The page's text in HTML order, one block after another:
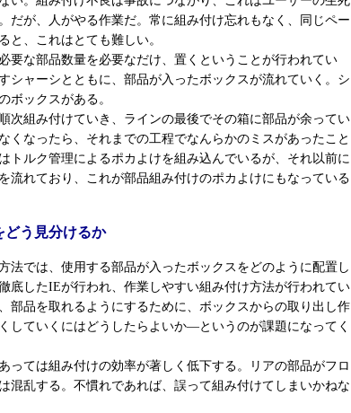
だが、人がやる作業だ。常に組み付け忘れもなく、同じペー
と、これはとても難しい。
要な部品数量を必要なだけ、置くということが行われてい
シャーシとともに、部品が入ったボックスが流れていく。シ
ボックスがある。
次組み付けていき、ラインの最後でその箱に部品が余ってい
くなったら、それまでの工程でなんらかのミスがあったこと
トルク管理によるポカよけを組み込んでいるが、それ以前に
流れており、これが部品組み付けのポカよけにもなっている
どう見分けるか
では、使用する部品が入ったボックスをどのように配置し
底したIEが行われ、作業しやすい組み付け方法が行われてい
部品を取れるようにするために、ボックスからの取り出し作
していくにはどうしたらよいか―というのが課題になってく
ては組み付けの効率が著しく低下する。リアの部品がフロ
混乱する。不慣れであれば、誤って組み付けてしまいかねな